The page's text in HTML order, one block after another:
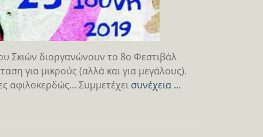
Σκιών διοργανώνουν το 8ο Φεστιβάλ
για μικρούς (αλλά και για μεγάλους).
αφιλοκερδώς… Συμμετέχει συνέχεια …